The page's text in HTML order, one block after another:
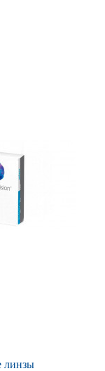
линзы